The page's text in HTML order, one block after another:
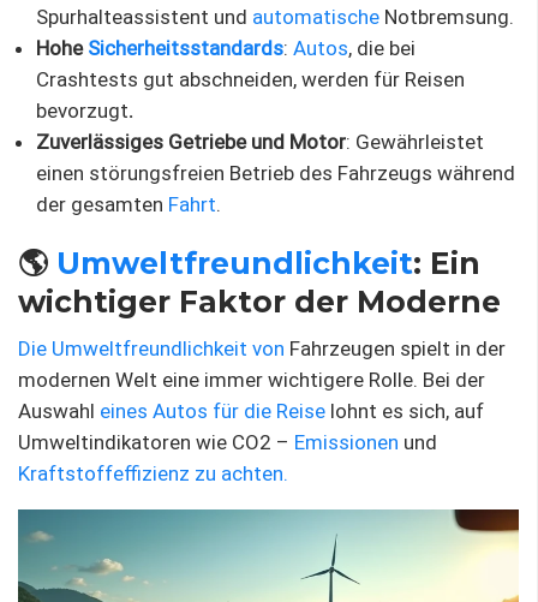
Spurhalteassistent und automatische Notbremsung.
Hohe Sicherheitsstandards: Autos, die bei
Crashtests gut abschneiden, werden für Reisen
bevorzugt.
Zuverlässiges Getriebe und Motor: Gewährleistet
einen störungsfreien Betrieb des Fahrzeugs während
der gesamten Fahrt.
🌎 Umweltfreundlichkeit: Ein
wichtiger Faktor der Moderne
Die Umweltfreundlichkeit von Fahrzeugen spielt in der
modernen Welt eine immer wichtigere Rolle. Bei der
Auswahl eines Autos für die Reise lohnt es sich, auf
Umweltindikatoren wie CO2 – Emissionen und
Kraftstoffeffizienz zu achten.